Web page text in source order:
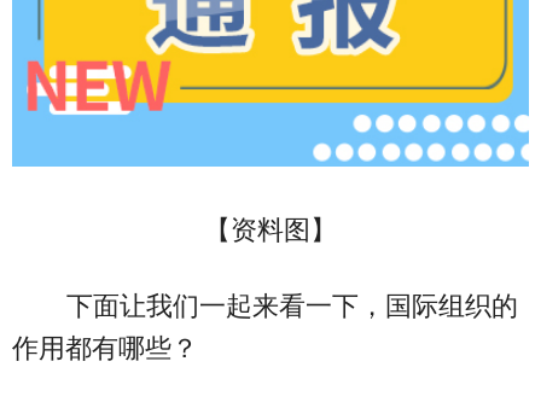
【资料图】
下面让我们一起来看一下，国际组织的
作用都有哪些？